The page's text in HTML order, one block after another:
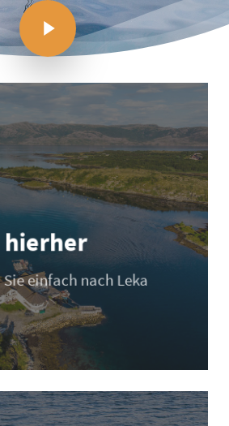
hierher
Sie einfach nach Leka